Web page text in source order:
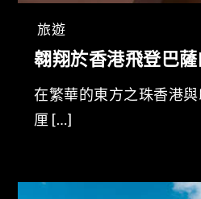
旅遊
翱翔於香港飛登巴
在繁華的東方之珠香港
厘 […]